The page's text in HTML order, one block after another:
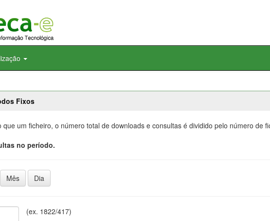
Fixos
um ficheiro, o número total de downloads e consultas é dividido pelo número de
no período.
Mês Dia
(ex. 1822/417)